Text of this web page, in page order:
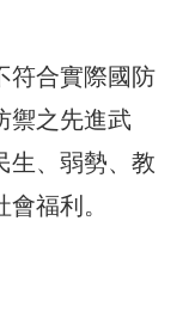
符合實際國防
禦之先進武
生、弱勢、教
福利。